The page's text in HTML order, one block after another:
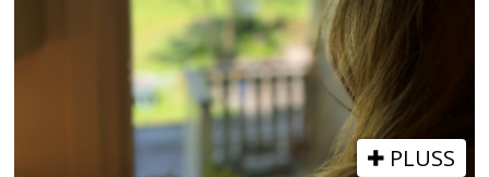
PLUSS